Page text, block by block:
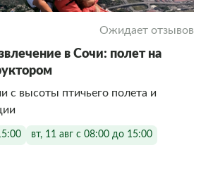
Ожидает отзывов
в Сочи: полет на
с высоты птичьего полета и
вт, 11 авг с 08:00 до 15:00